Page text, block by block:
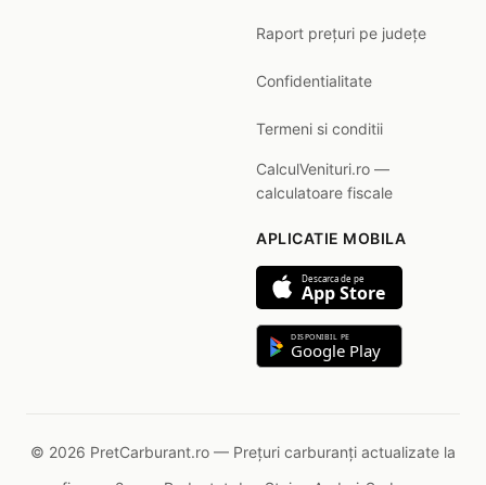
Raport prețuri pe județe
Confidentialitate
Termeni si conditii
CalculVenituri.ro —
calculatoare fiscale
APLICATIE MOBILA
Descarca de pe
App Store
DISPONIBIL PE
Google Play
© 2026 PretCarburant.ro — Prețuri carburanți actualizate la